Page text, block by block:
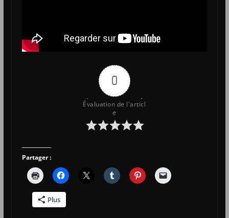
0
Évaluation de l'articl
e
Partager :
Plus